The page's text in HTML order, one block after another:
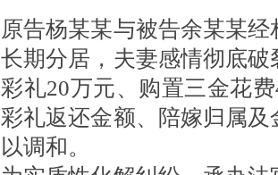
原告杨某某与被告余某某
长期分居，夫妻感情彻底
彩礼20万元、购置三金花
彩礼返还金额、陪嫁归属
以调和。